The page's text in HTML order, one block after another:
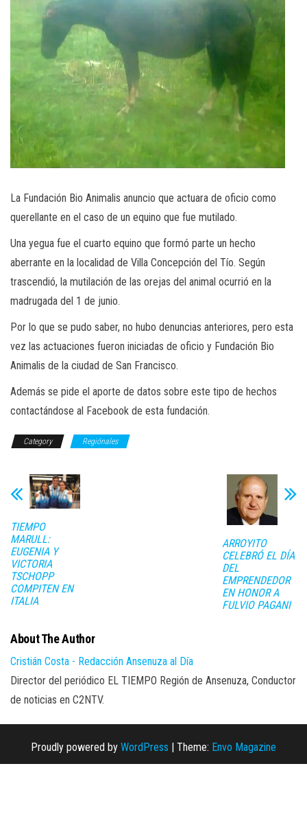
La Fundación Bio Animalis anuncio que actuara de oficio como
querellante en el caso de un equino que fue mutilado.
Una yegua fue el cuarto equino que formó parte un hecho
aberrante en la localidad de Villa Concepción del Tío. Según
trascendió, la mutilación de las orejas del animal ocurrió en la
madrugada del 1 de junio.
Por lo que se pudo saber, no hubo denuncias anteriores, pero esta
vez las actuaciones fueron iniciadas de oficio y Fundación Bio
Animalis de la ciudad de San Francisco.
Además se pide el aporte de datos sobre este tipo de hechos
contactándose al Facebook de esta fundación.
Category Regiónales
TIEMPO
MARULL:
EUGENIA Y
VICTORIA
TSCHOPP
COMPITEN EN
ITALIA
ARROYITO
CELEBRÓ EL DÍA
DEL
EMPRENDEDOR
EN HONOR A
FULVIO PAGANI
About The Author
Cristián Costa - Redacción Ansenuza al Día
Director del periódico EL TIEMPO Región de Ansenuza, Conductor
de noticias en C2NTV.
Proudly powered by WordPress Theme: Envo Magazine